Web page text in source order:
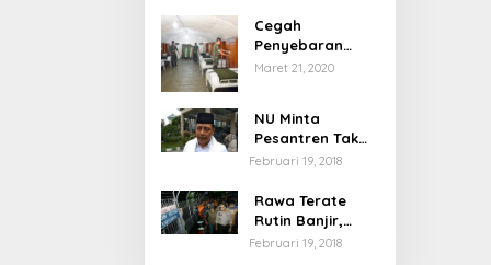
Cegah
Penyebaran
Virus Corona,
Pelayanan
Maret 21, 2020
NU Minta
Pesantren Tak
Terprovokasi
Februari 19, 2018
Rawa Terate
Rutin Banjir,
Anies Bakal Cek
Februari 19, 2018